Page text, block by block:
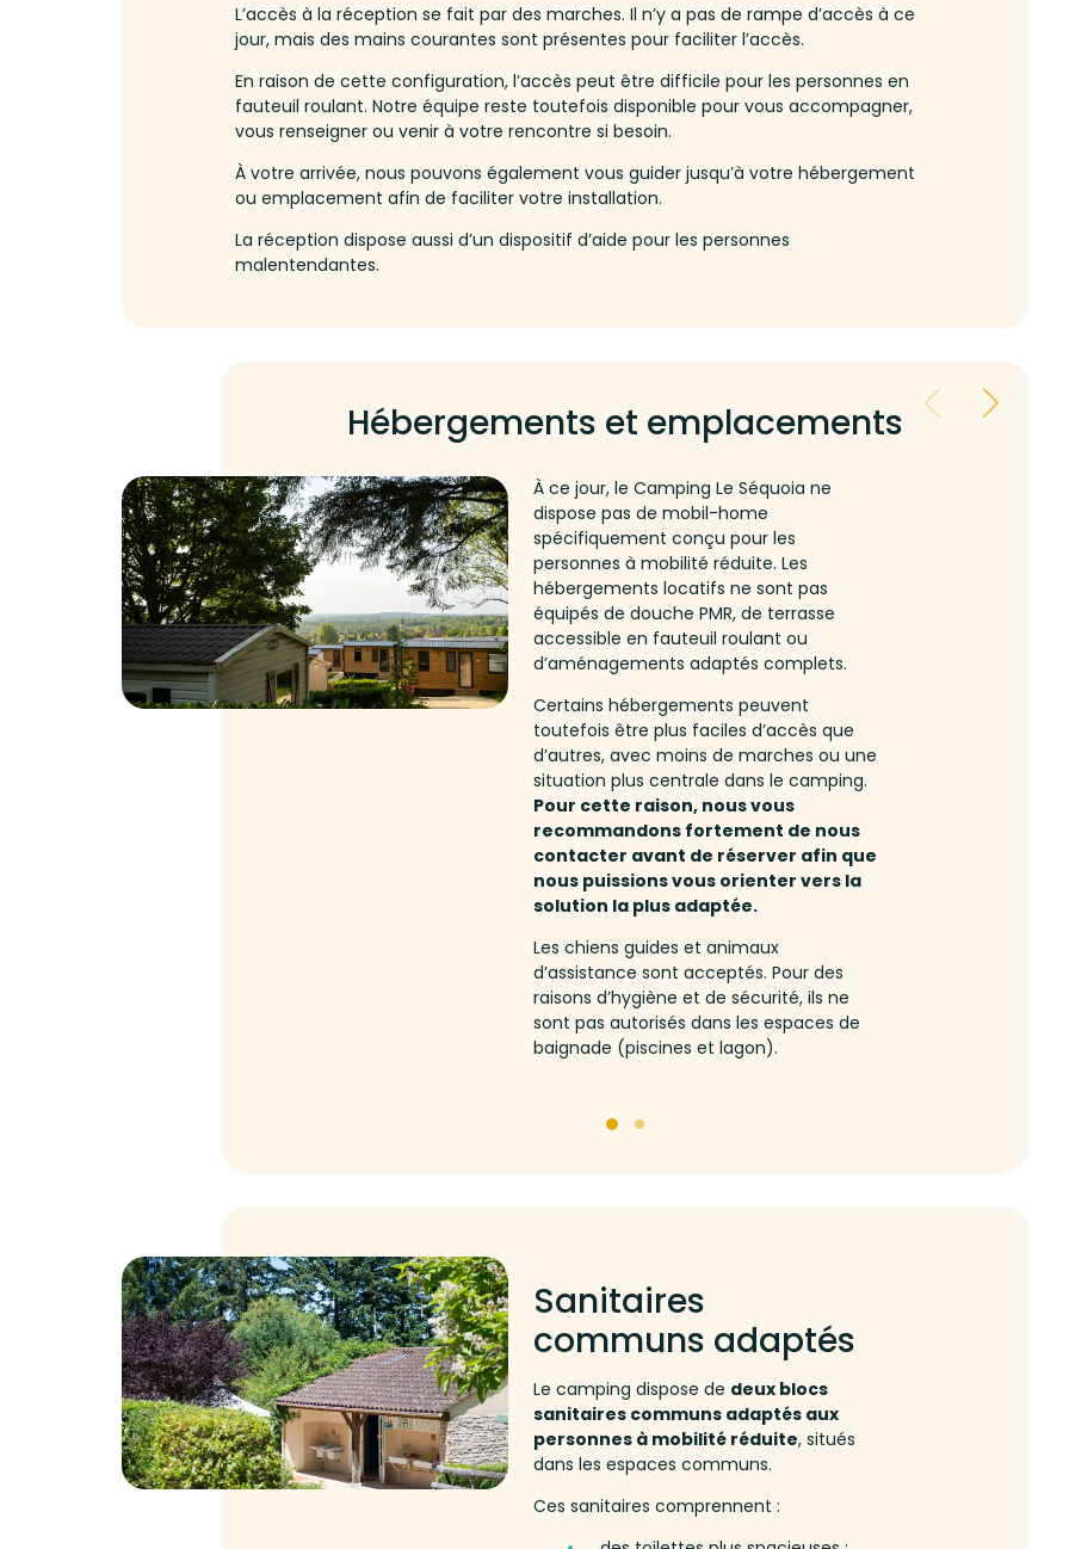
L’accès à la réception se fait par des marches. Il n’y a pas de rampe d’accès à ce
jour, mais des mains courantes sont présentes pour faciliter l’accès.
En raison de cette configuration, l’accès peut être difficile pour les personnes en
fauteuil roulant. Notre équipe reste toutefois disponible pour vous accompagner,
vous renseigner ou venir à votre rencontre si besoin.
À votre arrivée, nous pouvons également vous guider jusqu’à votre hébergement
ou emplacement afin de faciliter votre installation.
La réception dispose aussi d’un dispositif d’aide pour les personnes
malentendantes.
Hébergements et emplacements
À ce jour, le Camping Le Séquoia ne
dispose pas de mobil-home
spécifiquement conçu pour les
personnes à mobilité réduite. Les
hébergements locatifs ne sont pas
équipés de douche PMR, de terrasse
accessible en fauteuil roulant ou
d’aménagements adaptés complets.
Certains hébergements peuvent
toutefois être plus faciles d’accès que
d’autres, avec moins de marches ou une
situation plus centrale dans le camping.
Pour cette raison, nous vous
recommandons fortement de nous
contacter avant de réserver afin que
nous puissions vous orienter vers la
solution la plus adaptée.
Les chiens guides et animaux
d’assistance sont acceptés. Pour des
raisons d’hygiène et de sécurité, ils ne
sont pas autorisés dans les espaces de
baignade (piscines et lagon).
Sanitaires
communs adaptés
Le camping dispose de deux blocs
sanitaires communs adaptés aux
personnes à mobilité réduite, situés
dans les espaces communs.
Ces sanitaires comprennent :